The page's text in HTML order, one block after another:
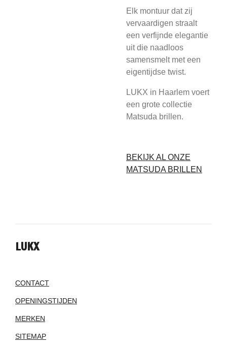
Elk montuur dat zij
vervaardigen straalt
een verfijnde elegantie
uit die naadloos
samensmelt met een
eigentijdse twist.
LUKX in Haarlem voert
een grote collectie
Matsuda brillen.
BEKIJK AL ONZE
MATSUDA BRILLEN
LUKX
CONTACT
OPENINGSTIJDEN
MERKEN
SITEMAP